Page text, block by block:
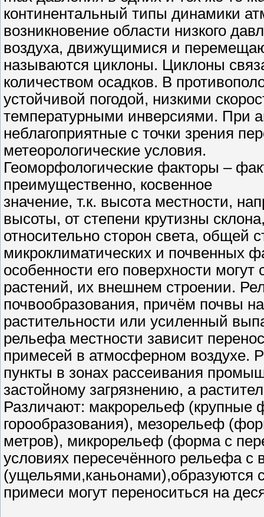
континентальный типы динамики
возникновение области низкого
воздуха, движущимися и
называются циклоны. Циклоны
количеством осадков. В
устойчивой погодой, низкими
температурными инверсиями. При
неблагоприятные с точки зрения
метеорологические условия.
Геоморфологические факторы –
преимущественно, косвенное
значение, т.к. высота местности,
высоты, от степени крутизны
относительно сторон света, общей
микроклиматических и почвенных
особенности его поверхности
растений, их внешнем строении.
почвообразования, причём почвы
растительности или усиленный
рельефа местности зависит
примесей в атмосферном воздухе.
пункты в зонах рассеивания
застойному загрязнению, а
Различают: макрорельеф
горообразования), мезорельеф
метров), микрорельеф (форма с
условиях пересечённого рельефа
(ущельями,каньонами),образуются
примеси могут переноситься на